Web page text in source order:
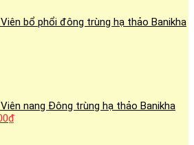
Viên bổ phổi đông trùng hạ thảo Banikha
Viên nang Đông trùng hạ thảo Banikha
₫